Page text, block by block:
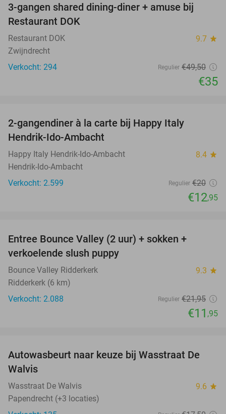
3-gangen shared dining-diner + amuse bij
Restaurant DOK
Restaurant DOK 9.7 star
Zwijndrecht
Verkocht: 294
Regulier €49,50
€35
2-gangendiner à la carte bij Happy Italy
Hendrik-Ido-Ambacht
Happy Italy Hendrik-Ido-Ambacht 8.4 star
Hendrik-Ido-Ambacht
Verkocht: 2.599
Regulier €20
€12,95
Entree Bounce Valley (2 uur) + sokken +
verkoelende slush puppy
Bounce Valley Ridderkerk 9.3 star
Ridderkerk (6 km)
Verkocht: 2.088
Regulier €21,95
€11 ,95
29%
Autowasbeurt naar keuze bij Wasstraat De
Walvis
Wasstraat De Walvis 9.6 star
Papendrecht (+3 locaties)